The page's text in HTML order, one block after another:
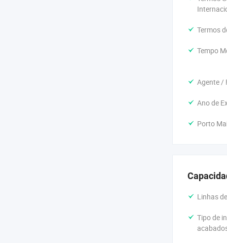
Termos
Tempo
Agente /
Ano de
Porto
Linhas
Tipo de